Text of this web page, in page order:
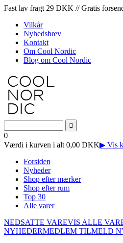
Fast lav fragt 29 DKK // Gratis
Vilkår
Nyhedsbrev
Kontakt
Om Cool Nordic
Blog om Cool Nordic
0
Værdi i kurven i alt 0,00 DKK▶ Vis
Forsiden
Nyheder
Shop efter mærker
Shop efter rum
Top 30
Alle varer
NEDSATTE VAREVIS ALLE
NYHEDERMEDLEM TILMELD